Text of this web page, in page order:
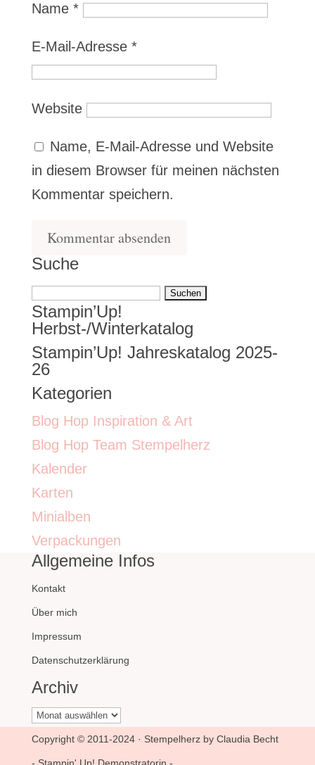
Name *
E-Mail-Adresse *
Website
Name, E-Mail-Adresse und Website
in diesem Browser für meinen nächsten
Kommentar speichern.
Suche
Suchen
nach:
Stampin’Up!
Herbst-/Winterkatalog
Stampin’Up! Jahreskatalog 2025-
26
Kategorien
Blog Hop Inspiration & Art
Blog Hop Team Stempelherz
Kalender
Karten
Minialben
Verpackungen
Allgemeine Infos
Kontakt
Über mich
Impressum
Datenschutzerklärung
Archiv
Archiv
Copyright © 2011-2024 · Stempelherz by Claudia Becht